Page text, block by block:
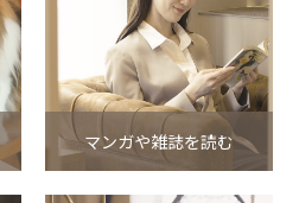
マンガや雑誌を読む